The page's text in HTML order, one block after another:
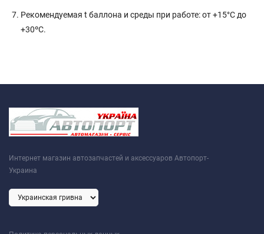
Рекомендуемая t баллона и среды при работе: от +15°C до
+30ºС.
Интернет магазин автозапчастей и аксессуаров Автопорт-
Украина